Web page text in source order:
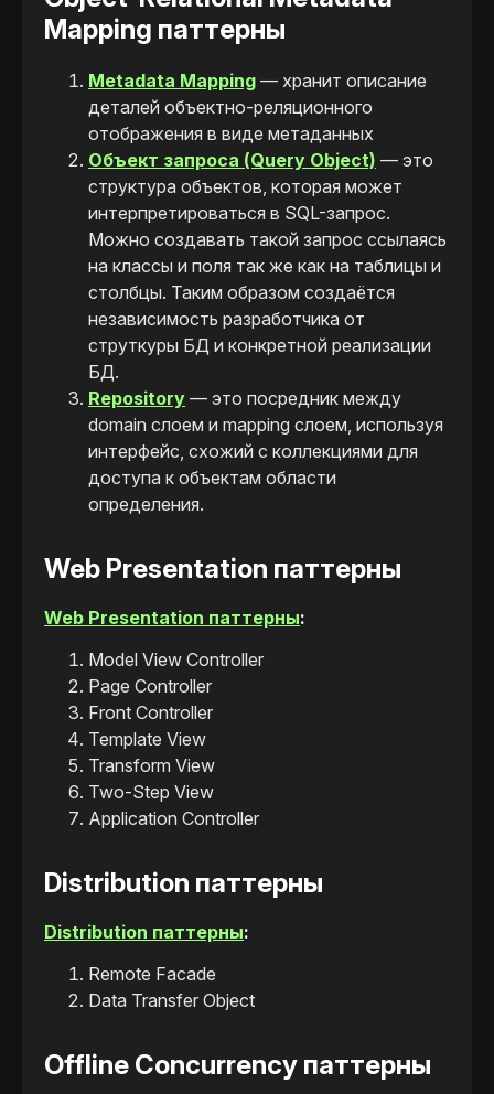
Mapping паттерны
Metadata Mapping — хранит описание
деталей объектно-реляционного
отображения в виде метаданных
Объект запроса (Query Object) — это
структура объектов, которая может
интерпретироваться в SQL-запрос.
Можно создавать такой запрос ссылаясь
на классы и поля так же как на таблицы и
столбцы. Таким образом создаётся
независимость разработчика от
струткуры БД и конкретной реализации
БД.
Repository — это посредник между
domain слоем и mapping слоем, используя
интерфейс, схожий с коллекциями для
доступа к объектам области
определения.
Web Presentation паттерны
Web Presentation паттерны:
Model View Controller
Page Controller
Front Controller
Template View
Transform View
Two-Step View
Application Controller
Distribution паттерны
Distribution паттерны:
Remote Facade
Data Transfer Object
Offline Concurrency паттерны